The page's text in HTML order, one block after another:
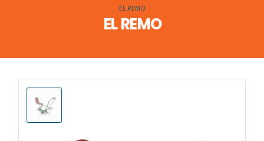
EL REMO
EL REMO